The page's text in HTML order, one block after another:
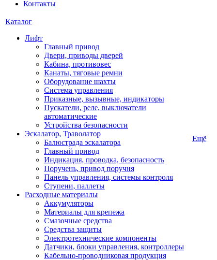
Контакты
Каталог
Лифт
Главный привод
Двери, приводы дверей
Кабина, противовес
Канаты, тяговые ремни
Оборудование шахты
Система управления
Приказные, вызывные, индикаторы
Пускатели, реле, выключатели
автоматические
Устройства безопасности
Эскалатор, Траволатор
Балюстрада эскалатора
Главный привод
Индикация, проводка, безопасность
Поручень, привод поручня
Панель управления, системы контроля
Ступени, паллеты
Расходные материалы
Аккумуляторы
Материалы для крепежа
Смазочные средства
Средства защиты
Электротехнические компоненты
Датчики, блоки управления, контроллеры
Кабельно-проводниковая продукция
Ещё